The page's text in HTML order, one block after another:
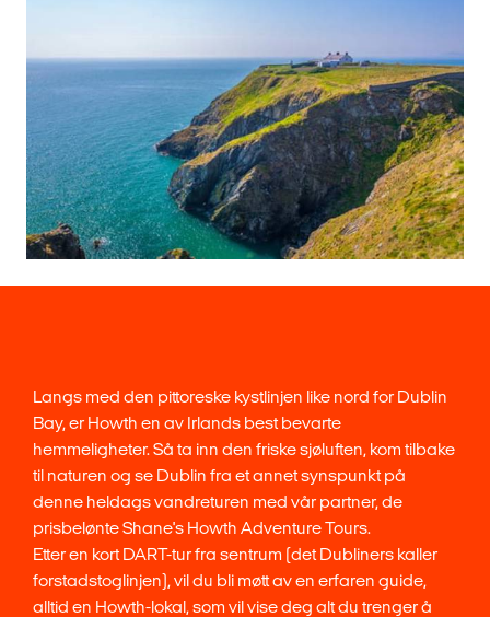
Langs med den pittoreske kystlinjen like nord for Dublin
Bay, er Howth en av Irlands best bevarte
hemmeligheter. Så ta inn den friske sjøluften, kom tilbake
til naturen og se Dublin fra et annet synspunkt på
denne heldags vandreturen med vår partner, de
prisbelønte Shane's Howth Adventure Tours.
Etter en kort DART-tur fra sentrum (det Dubliners kaller
forstadstoglinjen), vil du bli møtt av en erfaren guide,
alltid en Howth-lokal, som vil vise deg alt du trenger å